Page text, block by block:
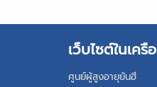
เว็บไซต์ในเครือ
ศูนย์ผู้สูงอายุยันฮี